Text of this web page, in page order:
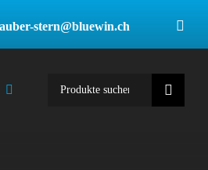
stern@bluewin.ch
Suche